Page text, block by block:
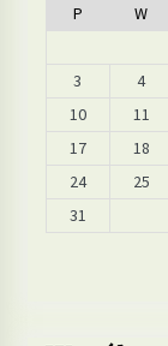
P
W
3
4
10
11
17
18
24
25
31